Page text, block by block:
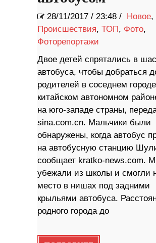
28/11/2017 / 23:48 / Новое,
Происшествия, ТОП, Фото,
Фоторепортажи
Двое детей спрятались в
автобуса, чтобы добраться
родителей в соседнем
китайском автономном
на юго-западе страны,
sina.com.cn. Мальчики были
обнаружены, когда автобус
на автобусную станцию
сообщает kratko-news.com.
убежали из школы и смогли
место в нишах под задними
крыльями автобуса.
родного города до